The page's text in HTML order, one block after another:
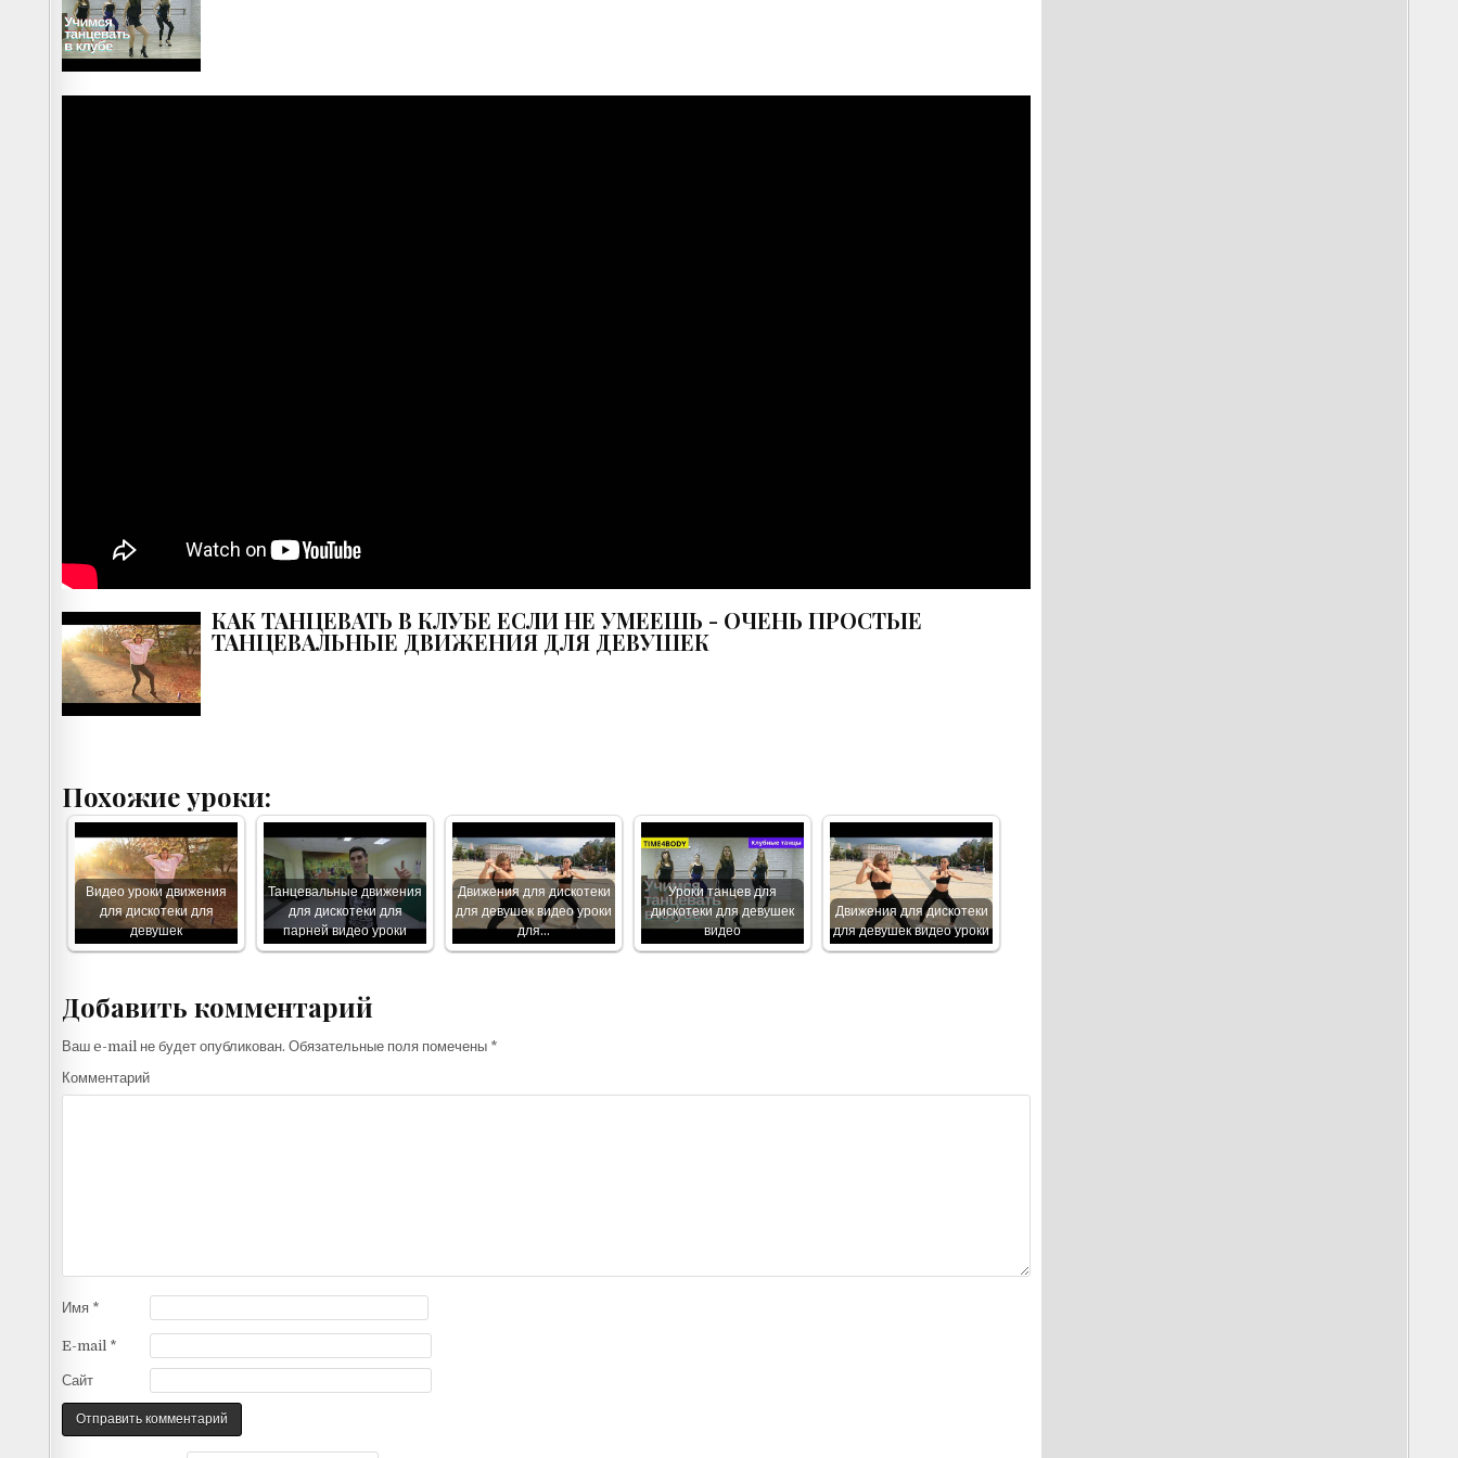
КАК ТАНЦЕВАТЬ В КЛУБЕ ЕСЛИ НЕ УМЕЕШЬ - ОЧЕНЬ ПРОСТЫЕ
ТАНЦЕВАЛЬНЫЕ ДВИЖЕНИЯ ДЛЯ ДЕВУШЕК
Похожие уроки:
Видео уроки движения
для дискотеки для
девушек
Танцевальные движения
для дискотеки для
парней видео уроки
Движения для дискотеки
для девушек видео уроки
для…
Уроки танцев для
дискотеки для девушек
видео
Движения для дискотеки
для девушек видео уроки
Добавить комментарий
Ваш e-mail не будет опубликован. Обязательные поля помечены *
Комментарий
Имя *
E-mail *
Сайт